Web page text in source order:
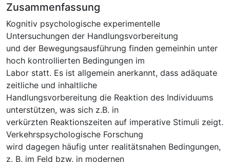
Zusammenfassung
Kognitiv psychologische experimentelle
Untersuchungen der Handlungsvorbereitung
und der Bewegungsausführung finden gemeinhin unter
hoch kontrollierten Bedingungen im
Labor statt. Es ist allgemein anerkannt, dass adäquate
zeitliche und inhaltliche
Handlungsvorbereitung die Reaktion des Individuums
unterstützen, was sich z.B. in
verkürzten Reaktionszeiten auf imperative Stimuli zeigt.
Verkehrspsychologische Forschung
wird dagegen häufig unter realitätsnahen Bedingungen,
z. B. im Feld bzw. in modernen